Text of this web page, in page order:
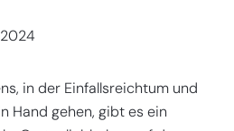
2024
in der Einfallsreichtum und
Hand gehen, gibt es ein